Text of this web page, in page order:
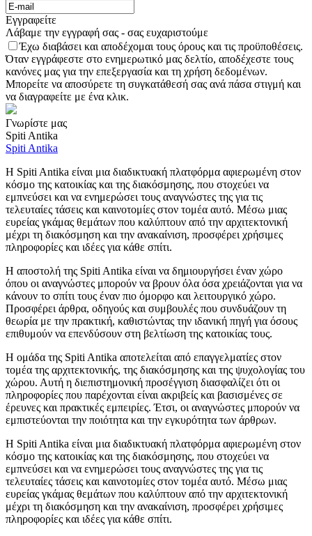
Εγγραφείτε
Λάβαμε την εγγραφή σας - σας ευχαριστούμε
Έχω διαβάσει και αποδέχομαι τους όρους και τις προϋποθέσεις.
Όταν εγγράφεστε στο ενημερωτικό μας δελτίο, αποδέχεστε τους
κανόνες μας για την επεξεργασία και τη χρήση δεδομένων.
Μπορείτε να αποσύρετε τη συγκατάθεσή σας ανά πάσα στιγμή και
να διαγραφείτε με ένα κλικ.
Γνωρίστε μας
Spiti Antika
Spiti Antika
Η Spiti Antika είναι μια διαδικτυακή πλατφόρμα αφιερωμένη στον
κόσμο της κατοικίας και της διακόσμησης, που στοχεύει να
εμπνεύσει και να ενημερώσει τους αναγνώστες της για τις
τελευταίες τάσεις και καινοτομίες στον τομέα αυτό. Μέσω μιας
ευρείας γκάμας θεμάτων που καλύπτουν από την αρχιτεκτονική
μέχρι τη διακόσμηση και την ανακαίνιση, προσφέρει χρήσιμες
πληροφορίες και ιδέες για κάθε σπίτι.
Η αποστολή της Spiti Antika είναι να δημιουργήσει έναν χώρο
όπου οι αναγνώστες μπορούν να βρουν όλα όσα χρειάζονται για να
κάνουν το σπίτι τους έναν πιο όμορφο και λειτουργικό χώρο.
Προσφέρει άρθρα, οδηγούς και συμβουλές που συνδυάζουν τη
θεωρία με την πρακτική, καθιστώντας την ιδανική πηγή για όσους
επιθυμούν να επενδύσουν στη βελτίωση της κατοικίας τους.
Η ομάδα της Spiti Antika αποτελείται από επαγγελματίες στον
τομέα της αρχιτεκτονικής, της διακόσμησης και της ψυχολογίας του
χώρου. Αυτή η διεπιστημονική προσέγγιση διασφαλίζει ότι οι
πληροφορίες που παρέχονται είναι ακριβείς και βασισμένες σε
έρευνες και πρακτικές εμπειρίες. Έτσι, οι αναγνώστες μπορούν να
εμπιστεύονται την ποιότητα και την εγκυρότητα των άρθρων.
Η Spiti Antika είναι μια διαδικτυακή πλατφόρμα αφιερωμένη στον
κόσμο της κατοικίας και της διακόσμησης, που στοχεύει να
εμπνεύσει και να ενημερώσει τους αναγνώστες της για τις
τελευταίες τάσεις και καινοτομίες στον τομέα αυτό. Μέσω μιας
ευρείας γκάμας θεμάτων που καλύπτουν από την αρχιτεκτονική
μέχρι τη διακόσμηση και την ανακαίνιση, προσφέρει χρήσιμες
πληροφορίες και ιδέες για κάθε σπίτι.